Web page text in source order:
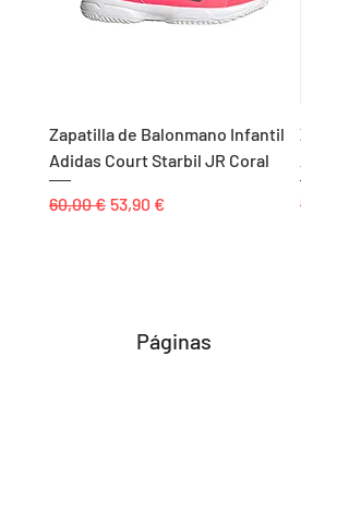
Zapatilla de Balonmano Infantil
Adidas Court Starbil JR Coral
Precio
60,00 € Precio de oferta
53,90 € Precio
55,00 €
Páginas